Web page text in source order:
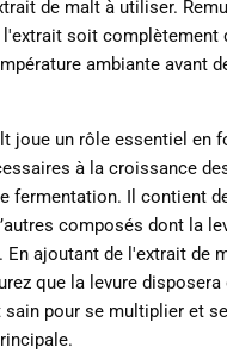
de malt à utiliser.
l'extrait soit complètement
ambiante avant
joue un rôle essentiel en
à la croissance
fermentation. Il contient
composés dont la
En ajoutant de l'extrait de
que la levure disposera
sain pour se multiplier et